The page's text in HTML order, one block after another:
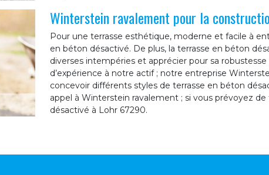
Winterstein ravalement pour la
Pour une terrasse esthétique, moderne et facile à
en béton désactivé. De plus, la terrasse en béton
diverses intempéries et apprécier pour sa
d’expérience à notre actif ; notre entreprise
concevoir différents styles de terrasse en béton
appel à Winterstein ravalement ; si vous prévoyez
désactivé à Lohr 67290.